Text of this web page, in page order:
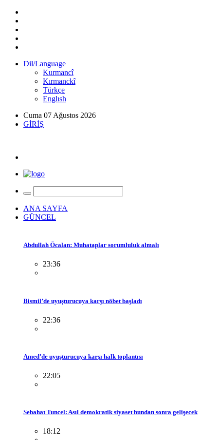
Dil/Language
Kurmancî
Kırmanckî
Türkçe
Englısh
Cuma 07 Ağustos 2026
GİRİŞ
ANA SAYFA
GÜNCEL
Abdullah Öcalan: Muhataplar sorumluluk almalı
23:36
Bismil’de uyuşturucuya karşı nöbet başladı
22:36
Amed’de uyuşturucuya karşı halk toplantısı
22:05
Sebahat Tuncel: Asıl demokratik siyaset bundan sonra gelişecek
18:12